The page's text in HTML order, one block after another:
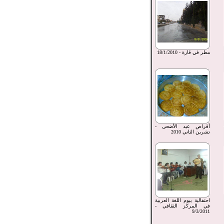
مطر في قارة - 18/1/2010
أقراص عيد الأضحى -
تشرين الثاني 2010
احتفالية بيوم اللغة العربية
في المركز الثقافي -
9/3/2011